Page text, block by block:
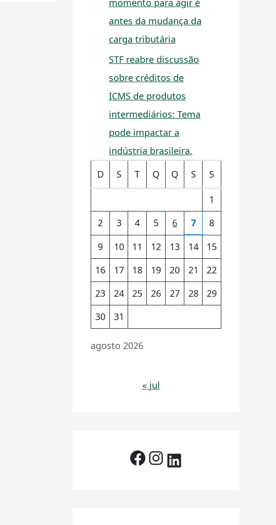
antes da mudança da
carga tributária
STF reabre discussão
sobre créditos de
ICMS de produtos
intermediários: Tema
pode impactar a
indústria brasileira.
agosto 2026
D S T Q Q S S
1
2
3 4 5 6 7
8
9
10 11 12 13 14
15
16
17 18 19 20 21
22
23
24 25 26 27 28
29
30
31
« jul